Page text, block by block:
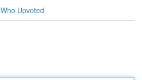
Who Upvoted